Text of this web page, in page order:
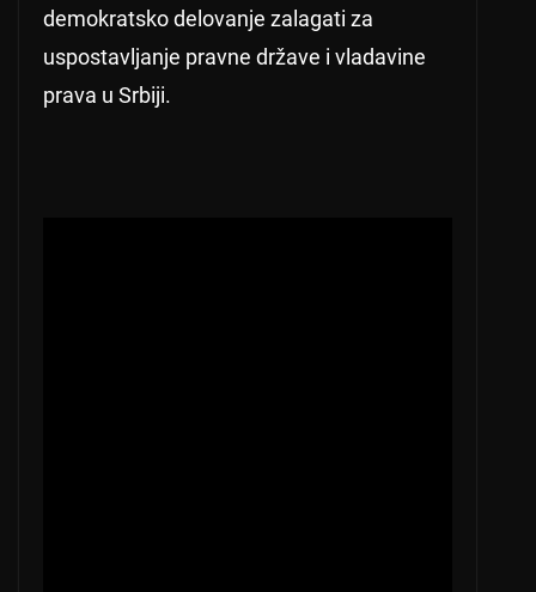
demokratsko delovanje zalagati za
uspostavljanje pravne države i vladavine
prava u Srbiji.